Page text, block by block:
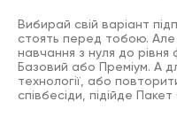
Вибирай свій варіант
стоять перед тобою.
навчання з нуля до
Базовий або Преміум. А
технології, або
співбесіди, підійде